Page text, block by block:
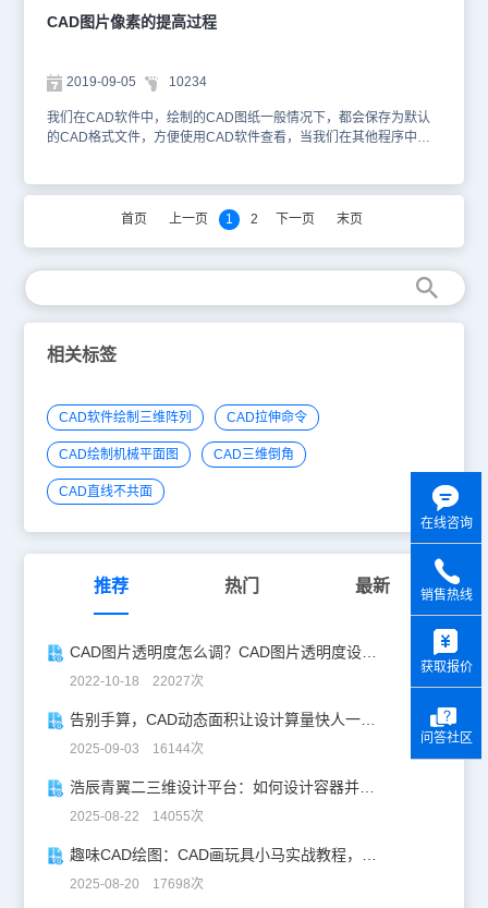
以确保卸载干净。最后，如果上面的方法都不能解决问题的话，也切
勿急急忙忙删除文件，可以把文件拷贝到U盘，到其他电脑上试
些原因才能更好的解决问题，以后遇到这种问题可以思考这些原因，
对症下药。
CAD图片像素的提高过程
2019-09-05 10234
我们在CAD软件中，绘制的CAD图纸一般情况下，都会保存为默认
的CAD格式文件，方便使用CAD软件查看，当我们在其他程序中需
素的提高过程： 当我们打开一张即将输出为.jpg格式的CAD文件时，
一般做法是选择【文件】下拉菜单中的【打印】，在名称里选择.jpg
印】选项，然后在打印机名称里选择PDF.pc3这一格式。将图纸尺寸
软件中，当我们需要使用CAD图片格式的时候，我们在软件中可以通
浩辰CAD官网进行查看。
首页 上一页 1 2 下一页 末页
相关标签
CAD软件绘制三维阵列 CAD拉伸命令
CAD绘制机械平面图 CAD三维倒角
CAD直线不共面
推荐 热门 最新
CAD图片透明度怎么调？CAD图片透明度设置方法
2022-10-18 22027次
告别手算，CAD动态面积让设计算量快人一步！
2025-09-03 16144次
浩辰青翼二三维设计平台：如何设计容器并计算其体积
2025-08-22 14055次
趣味CAD绘图：CAD画玩具小马实战教程，附详细步骤与技巧！
2025-08-20 17698次
在线咨询
销售热线
获取报价
问答社区